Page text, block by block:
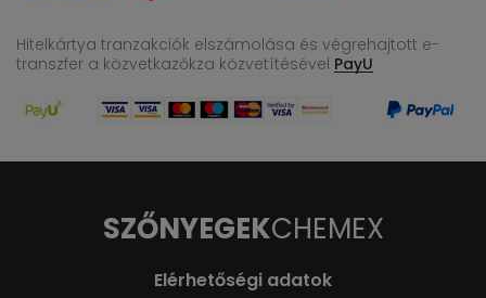
Hitelkártya tranzakciók elszámolása és végrehajtott e-
transzfer a közvetkazőkza közvetítésével PayU
SZŐNYEGEKCHEMEX
Elérhetőségi adatok